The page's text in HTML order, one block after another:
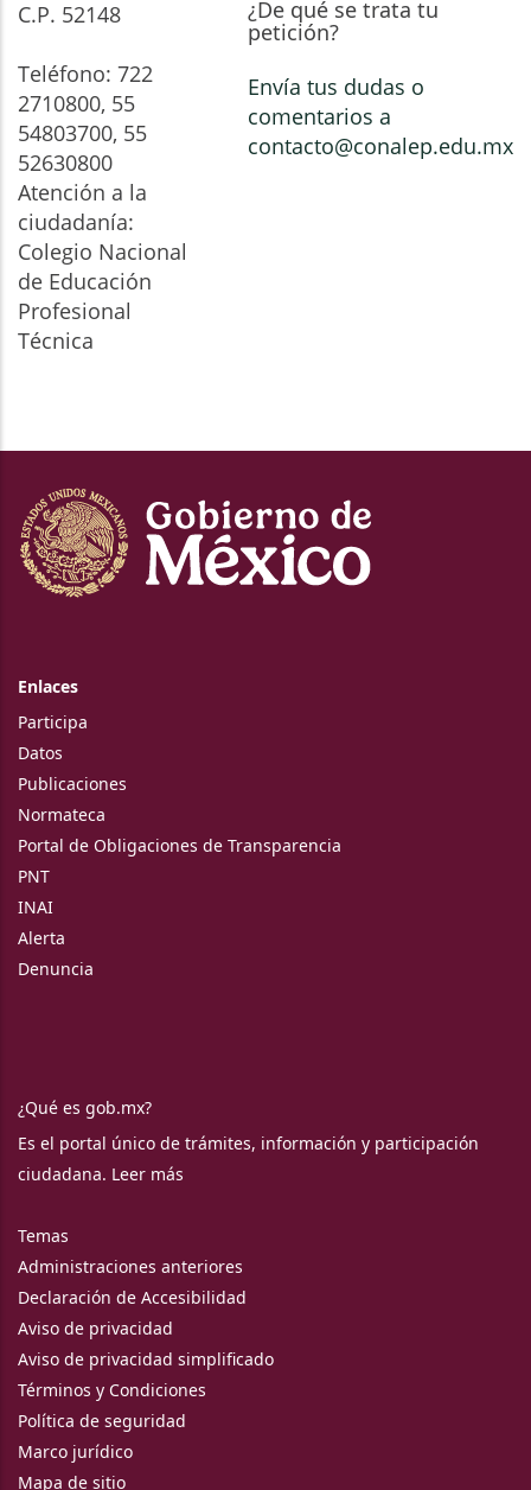
C.P. 52148
Teléfono: 722
2710800, 55
54803700, 55
52630800
Atención a la
ciudadanía:
Colegio Nacional
de Educación
Profesional
Técnica
¿De qué se trata tu
petición?
Envía tus dudas o
comentarios a
contacto@conalep.edu.mx
Enlaces
Participa
Datos
Publicaciones
Normateca
Portal de Obligaciones de Transparencia
PNT
INAI
Alerta
Denuncia
¿Qué es gob.mx?
Es el portal único de trámites, información y participación
ciudadana. Leer más
Temas
Administraciones anteriores
Declaración de Accesibilidad
Aviso de privacidad
Aviso de privacidad simplificado
Términos y Condiciones
Política de seguridad
Marco jurídico
Mapa de sitio